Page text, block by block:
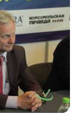
проезда,
и